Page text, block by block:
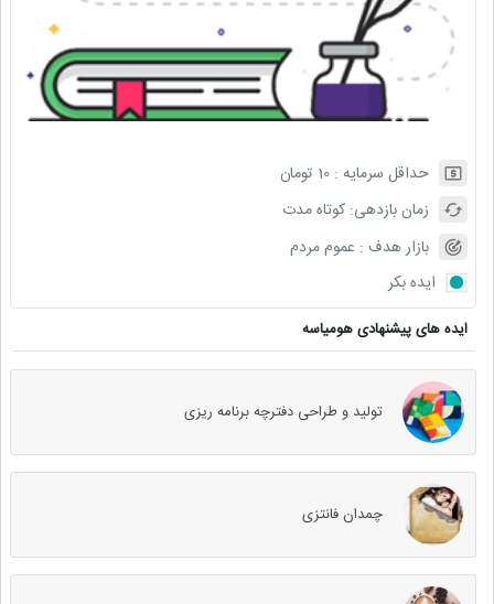
حداقل سرمایه :10 تومان
زمان بازدهی:کوتاه مدت
بازار هدف : عموم مردم
ایده بکر
ایده های پیشنهادی هومیاسه
تولید و طراحی دفترچه برنامه ریزی
چمدان فانتزی